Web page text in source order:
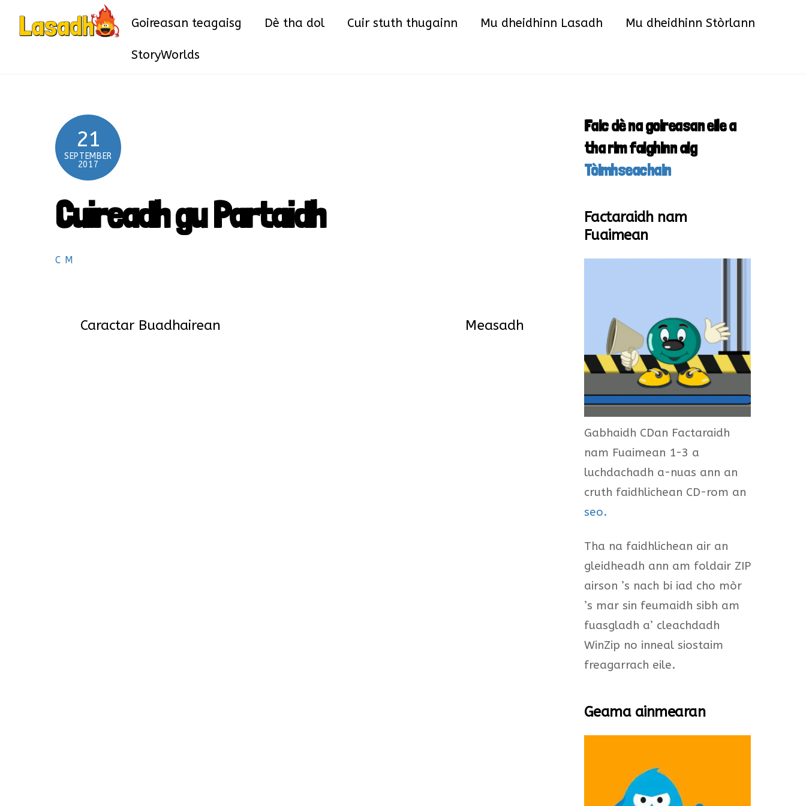
Goireasan teagaisg Dè tha dol Cuir stuth thugainn Mu dheidhinn Lasadh Mu dheidhinn Stòrlann
StoryWorlds
21
SEPTEMBER
2017
Cuireadh gu Partaidh
C M
Caractar Buadhairean Measadh
Faic dè na goireasan eile a
tha rim faighinn aig
Tòimhseachain
Factaraidh nam
Fuaimean
Gabhaidh CDan Factaraidh
nam Fuaimean 1-3 a
luchdachadh a-nuas ann an
cruth faidhlichean CD-rom an
seo.
Tha na faidhlichean air an
gleidheadh ann am foldair ZIP
airson ’s nach bi iad cho mòr
’s mar sin feumaidh sibh am
fuasgladh a’ cleachdadh
WinZip no inneal siostaim
freagarrach eile.
Geama ainmearan